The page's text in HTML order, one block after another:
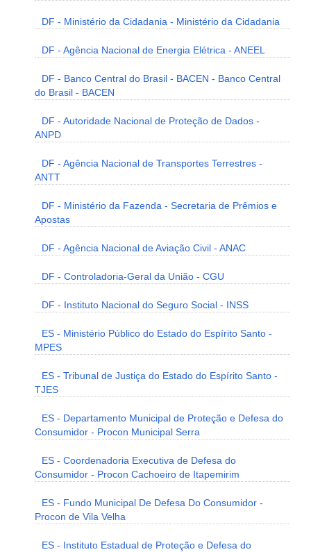
DF - Ministério da Cidadania - Ministério da Cidadania
DF - Agência Nacional de Energia Elétrica - ANEEL
DF - Banco Central do Brasil - BACEN - Banco Central
do Brasil - BACEN
DF - Autoridade Nacional de Proteção de Dados -
ANPD
DF - Agência Nacional de Transportes Terrestres -
ANTT
DF - Ministério da Fazenda - Secretaria de Prêmios e
Apostas
DF - Agência Nacional de Aviação Civil - ANAC
DF - Controladoria-Geral da União - CGU
DF - Instituto Nacional do Seguro Social - INSS
ES - Ministério Público do Estado do Espírito Santo -
MPES
ES - Tribunal de Justiça do Estado do Espírito Santo -
TJES
ES - Departamento Municipal de Proteção e Defesa do
Consumidor - Procon Municipal Serra
ES - Coordenadoria Executiva de Defesa do
Consumidor - Procon Cachoeiro de Itapemirim
ES - Fundo Municipal De Defesa Do Consumidor -
Procon de Vila Velha
ES - Instituto Estadual de Proteção e Defesa do